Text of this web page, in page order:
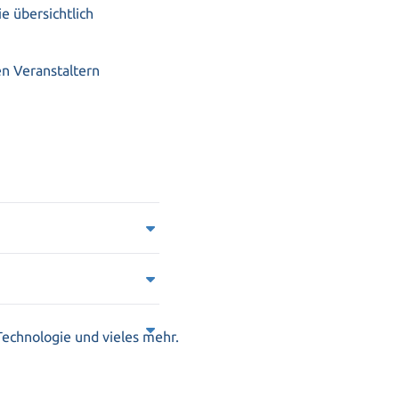
und vieles mehr.
übersichtlich
Veranstaltern
am Info-